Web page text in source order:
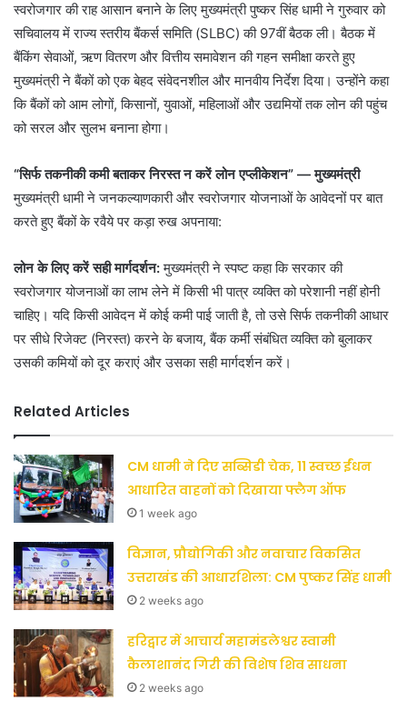
स्वरोजगार की राह आसान बनाने के लिए मुख्यमंत्री पुष्कर सिंह धामी ने गुरुवार को
सचिवालय में राज्य स्तरीय बैंकर्स समिति (SLBC) की 97वीं बैठक ली। बैठक में
बैंकिंग सेवाओं, ऋण वितरण और वित्तीय समावेशन की गहन समीक्षा करते हुए
मुख्यमंत्री ने बैंकों को एक बेहद संवेदनशील और मानवीय निर्देश दिया। उन्होंने कहा
कि बैंकों को आम लोगों, किसानों, युवाओं, महिलाओं और उद्यमियों तक लोन की पहुंच
को सरल और सुलभ बनाना होगा।
“सिर्फ तकनीकी कमी बताकर निरस्त न करें लोन एप्लीकेशन” — मुख्यमंत्री
मुख्यमंत्री धामी ने जनकल्याणकारी और स्वरोजगार योजनाओं के आवेदनों पर बात
करते हुए बैंकों के रवैये पर कड़ा रुख अपनाया:
लोन के लिए करें सही मार्गदर्शन:मुख्यमंत्री ने स्पष्ट कहा कि सरकार की
स्वरोजगार योजनाओं का लाभ लेने में किसी भी पात्र व्यक्ति को परेशानी नहीं होनी
चाहिए। यदि किसी आवेदन में कोई कमी पाई जाती है, तो उसे सिर्फ तकनीकी आधार
पर सीधे रिजेक्ट (निरस्त) करने के बजाय, बैंक कर्मी संबंधित व्यक्ति को बुलाकर
उसकी कमियों को दूर कराएं और उसका सही मार्गदर्शन करें।
Related Articles
CM धामी ने दिए सब्सिडी चेक, 11 स्वच्छ ईंधन
आधारित वाहनों को दिखाया फ्लैग ऑफ
1 week ago
विज्ञान, प्रौद्योगिकी और नवाचार विकसित
उत्तराखंड की आधारशिला: CM पुष्कर सिंह धामी
2 weeks ago
हरिद्वार में आचार्य महामंडलेश्वर स्वामी
कैलाशानंद गिरी की विशेष शिव साधना
2 weeks ago